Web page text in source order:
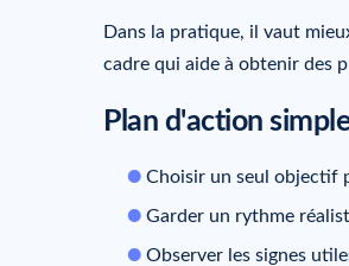
Dans la pratique, il vaut
cadre qui aide à obtenir des
Plan d'action simple
Choisir un seul objectif
Garder un rythme
Observer les signes